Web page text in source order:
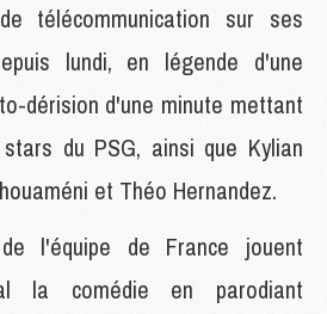
télécommunication sur ses
lundi, en légende d'une
dérision d'une minute mettant
du PSG, ainsi que Kylian
et Théo Hernandez.
l'équipe de France jouent
la comédie en parodiant